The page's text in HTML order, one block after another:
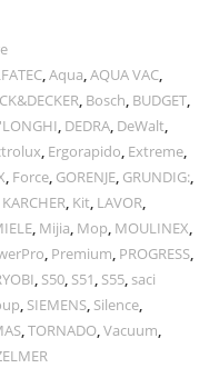
,Aqua,AQUA VAC,
, Bosch, BUDGET,
, DEDRA, DeWalt,
, Ergorapido, Extreme,
, Force, GORENJE, GRUNDIG:,
KARCHER, Kit, LAVOR,
, Mijia, Mop, MOULINEX,
, Premium, PROGRESS,
, S50, S51, S55, saci
, SIEMENS, Silence,
,TORNADO,Vacuum,